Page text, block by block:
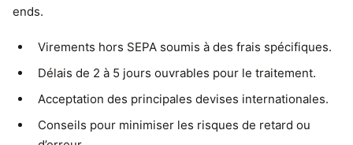
ends.
Virements hors SEPA soumis à des frais spécifiques.
Délais de 2 à 5 jours ouvrables pour le traitement.
Acceptation des principales devises internationales.
Conseils pour minimiser les risques de retard ou